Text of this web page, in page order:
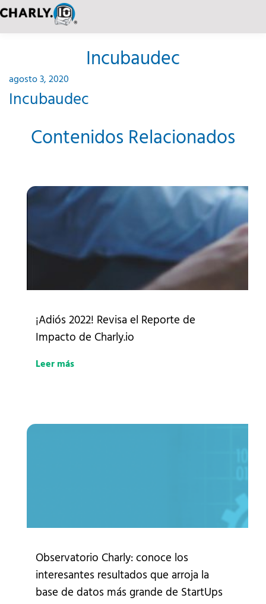
Incubaudec
agosto 3, 2020
Incubaudec
Contenidos Relacionados
¡Adiós 2022! Revisa el Reporte de
Impacto de Charly.io
Leer más
Observatorio Charly: conoce los
interesantes resultados que arroja la
base de datos más grande de StartUps